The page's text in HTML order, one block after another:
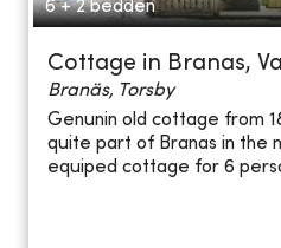
6 + 2 bedden
Cottage in Branas,
Branäs, Torsby
Genunin old cottage from
quite part of Branas in the
equiped cottage for 6